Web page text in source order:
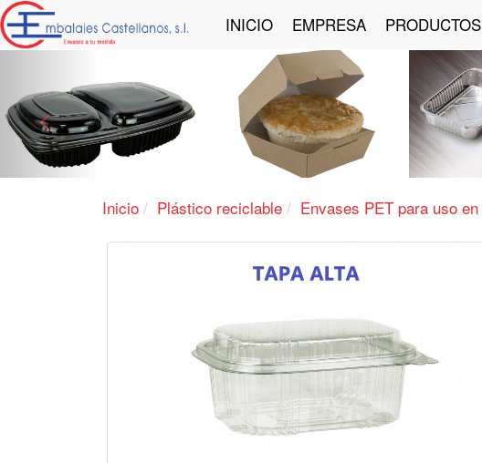
INICIO EMPRESA PRODUCTOS
Inicio Plástico reciclable Envases PET para uso